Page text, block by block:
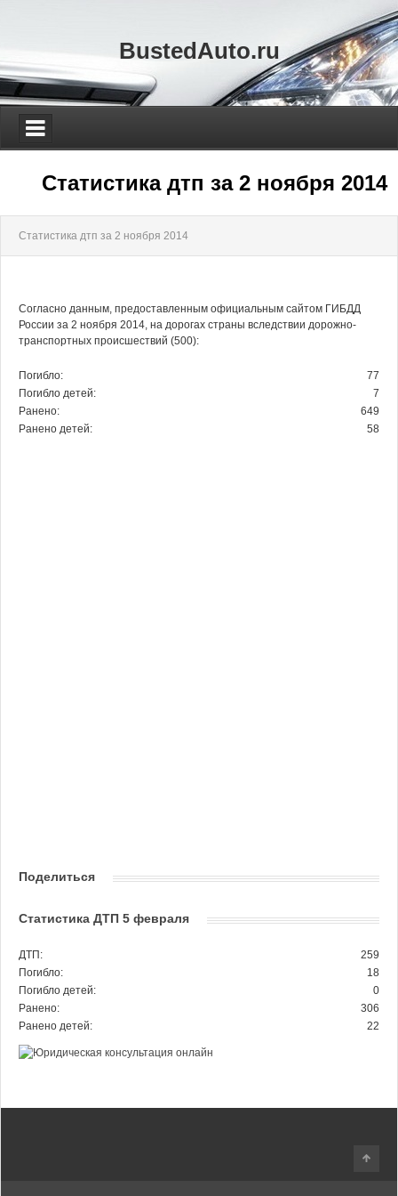
BustedAuto.ru
Статистика дтп за 2 ноября 2014
Статистика дтп за 2 ноября 2014
Согласно данным, предоставленным официальным сайтом ГИБДД
России за 2 ноября 2014, на дорогах страны вследствии дорожно-
транспортных происшествий (500):
Погибло:
77
Погибло детей:
7
Ранено:
649
Ранено детей:
58
Поделиться
Статистика ДТП 5 февраля
ДТП:
259
Погибло:
18
Погибло детей:
0
Ранено:
306
Ранено детей:
22